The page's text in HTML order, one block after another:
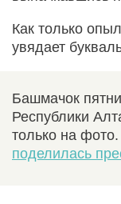
Как только
увядает
Башмачок
Республики
только на
поделилась